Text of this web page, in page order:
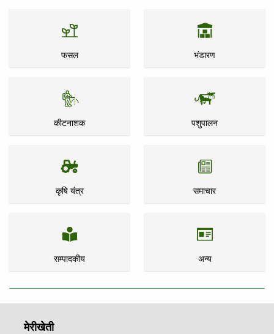
फसल भंडारण
कीटनाशक पशुपालन
कृषि यंत्र समाचार
सम्पादकीय अन्य
मेरीखेती